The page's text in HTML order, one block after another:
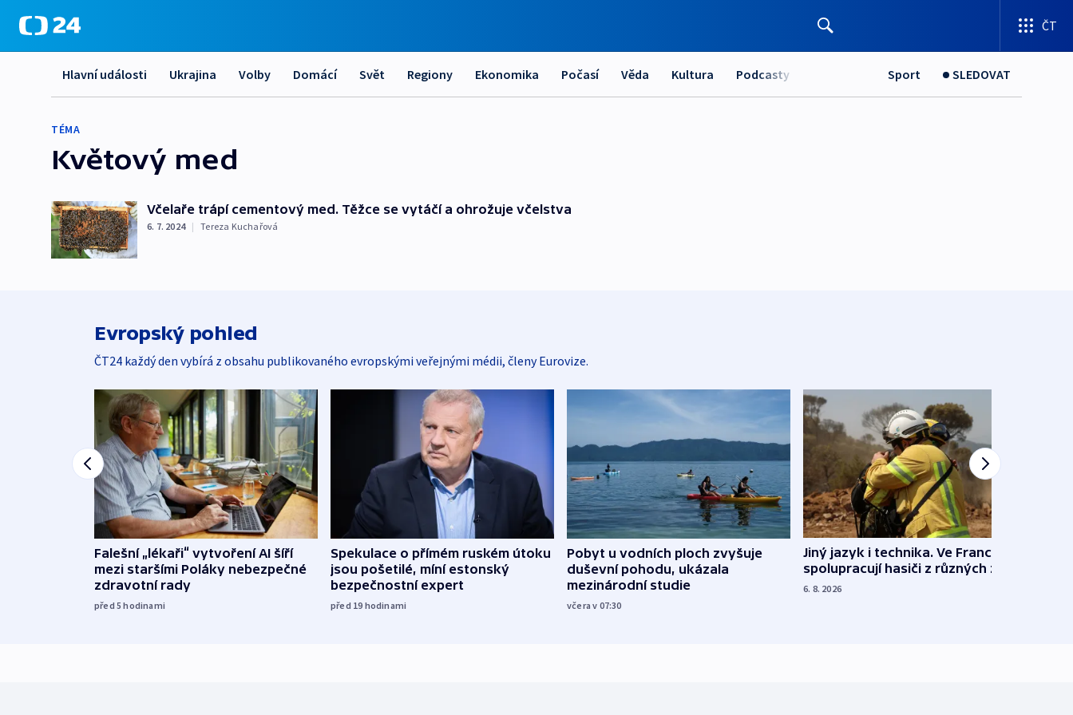
ČT
Hlavní události Ukrajina Volby Domácí Svět Regiony Ekonomika Počasí Věda Kultura Podcasty Sport SLEDOVAT
TÉMA
Květový med
Včelaře trápí cementový med. Těžce se vytáčí a ohrožuje včelstva
6. 7. 2024 | Tereza Kuchařová
Evropský pohled
ČT24 každý den vybírá z obsahu publikovaného evropskými veřejnými médii, členy Eurovize.
Falešní „lékaři“ vytvoření AI šíří
mezi staršími Poláky nebezpečné
zdravotní rady
před 5hodinami
Spekulace o přímém ruském útoku
jsou pošetilé, míní estonský
bezpečnostní expert
před 19 hodinami
Pobyt u vodních ploch zvyšuje
duševní pohodu, ukázala
mezinárodní studie
včera v 07:30
Jiný jazyk i technika. Ve Francii
spolupracují hasiči z různých zemí
6. 8. 2026